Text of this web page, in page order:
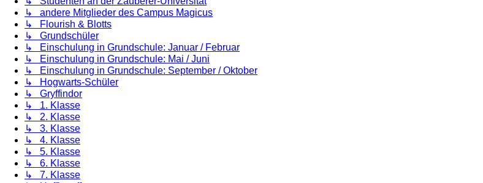
↳ andere Mitglieder des Campus Magicus
↳ Flourish & Blotts
↳ Grundschüler
↳ Einschulung in Grundschule: Januar / Februar
↳ Einschulung in Grundschule: Mai / Juni
↳ Einschulung in Grundschule: September / Oktober
↳ Hogwarts-Schüler
↳ Gryffindor
↳ 1. Klasse
↳ 2. Klasse
↳ 3. Klasse
↳ 4. Klasse
↳ 5. Klasse
↳ 6. Klasse
↳ 7. Klasse